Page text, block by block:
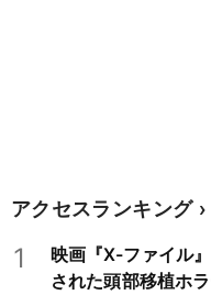
アクセスランキング
1
映画『X-ファイル
された頭部移植ホ